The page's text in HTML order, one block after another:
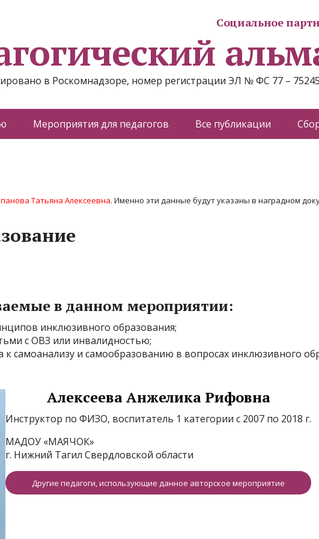
Социальное
в Роскомнадзоре, номер регистрации ЭЛ № ФС 77 – 75245
Мероприятия для педагогов Все публикации
Татьяна Алексеевна. Именно эти данные будут указаны в наградном
в данном мероприятии:
инклюзивного образования;
с ОВЗ или инвалидностью;
к самоанализу и самообразованию в вопросах инклюзивного
Алексеева Анжелика Рифовна
Инструктор по ФИЗО, воспитатель 1 категории с 2007 по 2018 г.
МАДОУ «МАЯЧОК»
г. Нижний Тагил Свердловской области
Другие педагоги, использующие данное авторское мероприятие